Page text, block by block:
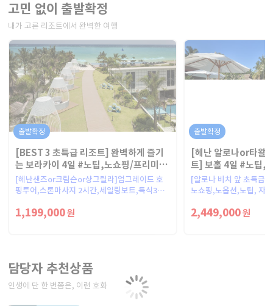
고민 없이 출발확정
내가 고른 리조트에서 완벽한 여행
출발확정
[BEST 3 초특급 리조트] 완벽하게 즐기
는 보라카이 4일 #노팁,노쇼핑/프리미엄
일정
[헤난샌즈or크림슨or샹그릴라]업그레이드 호
핑투어,스톤마사지 2시간,세일링보트,특식3
1,199,000원
출발확정
[헤난 알로나or타왈
트] 보홀 4일 #노팁,
세스룸UP / 프리미엄
[알로나 비치 앞 초특급
노쇼핑,노옵션,노팁, 자
2,449,000원
담당자 추천상품
인생에 단 한 번쯤은, 이런 호화